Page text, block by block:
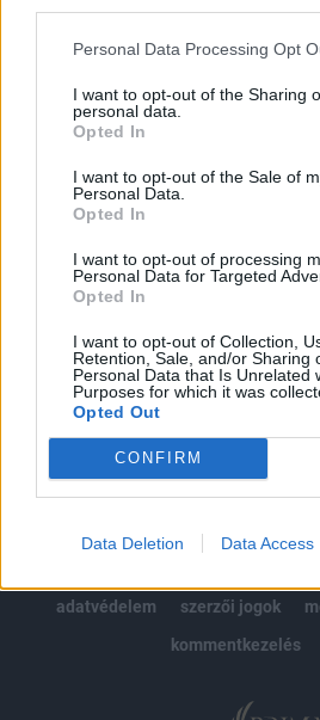
Personal Data Processing Opt
I want to opt-out of the Sharing
personal data.
Opted In
I want to opt-out of the Sale of
Personal Data.
Opted In
I want to opt-out of processing
Personal Data for Targeted
Opted In
I want to opt-out of Collection,
Retention, Sale, and/or Sharing
Personal Data that Is Unrelated
Purposes for which it was
Opted Out
CONFIRM
Data Deletion Data Access
Az előfizetés a következőket
Portfolio.hu teljes
Kötéslisták: BÉT elmúlt 2 év
kötéslistái
Előfizetés
MÁR ELŐFIZETŐNK VAGY?
adatvédelem
szerzői jogok
kommentkezelés